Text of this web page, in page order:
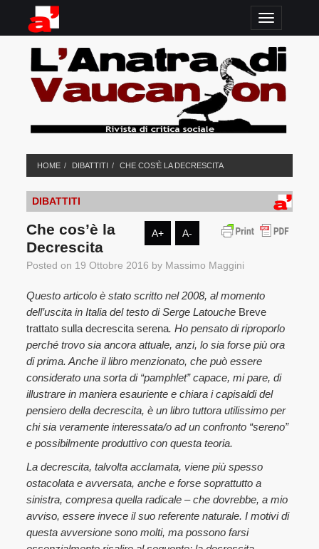
TOGGLE
HOME DIBATTITI CHE COS’È LA DECRESCITA
DIBATTITI
A+ A-
Che cos’è la
Decrescita
Posted on 19 Ottobre 2016 by Massimo Maggini
Questo articolo è stato scritto nel 2008, al momento
dell’uscita in Italia del testo di Serge Latouche Breve
trattato sulla decrescita serena. Ho pensato di riproporlo
perché trovo sia ancora attuale, anzi, lo sia forse più ora
di prima. Anche il libro menzionato, che può essere
considerato una sorta di “pamphlet” capace, mi pare, di
illustrare in maniera esauriente e chiara i capisaldi del
pensiero della decrescita, è un libro tuttora utilissimo per
chi sia veramente interessata/o ad un confronto “sereno”
e possibilmente produttivo con questa teoria.
La decrescita, talvolta acclamata, viene più spesso
ostacolata e avversata, anche e forse soprattutto a
sinistra, compresa quella radicale – che dovrebbe, a mio
avviso, essere invece il suo referente naturale. I motivi di
questa avversione sono molti, ma possono farsi